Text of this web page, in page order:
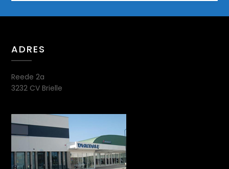
ADRES
Reede 2a
3232 CV Brielle